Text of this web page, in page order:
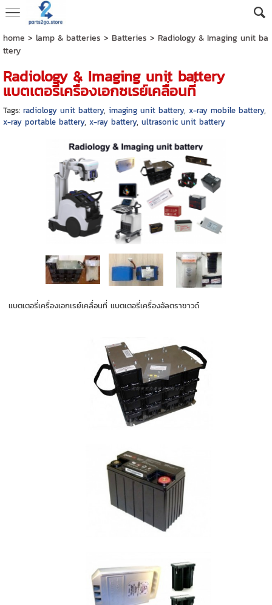
home > lamp & batteries > Batteries > Radiology & Imaging unit ba
ttery
Radiology & Imaging unit battery
แบตเตอรี่เครื่องเอกซเรย์เคลื่อนที่
Tags: radiology unit battery, imaging unit battery, x-ray mobile battery,
x-ray portable battery, x-ray battery, ultrasonic unit battery
แบตเตอรี่เครื่องเอกเรย์เคลื่อนที่ แบตเตอรี่เครื่องอัลตราซาวด์